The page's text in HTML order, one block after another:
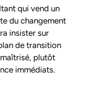
qui vend un
du changement
insister sur
de transition
plutôt
immédiats.